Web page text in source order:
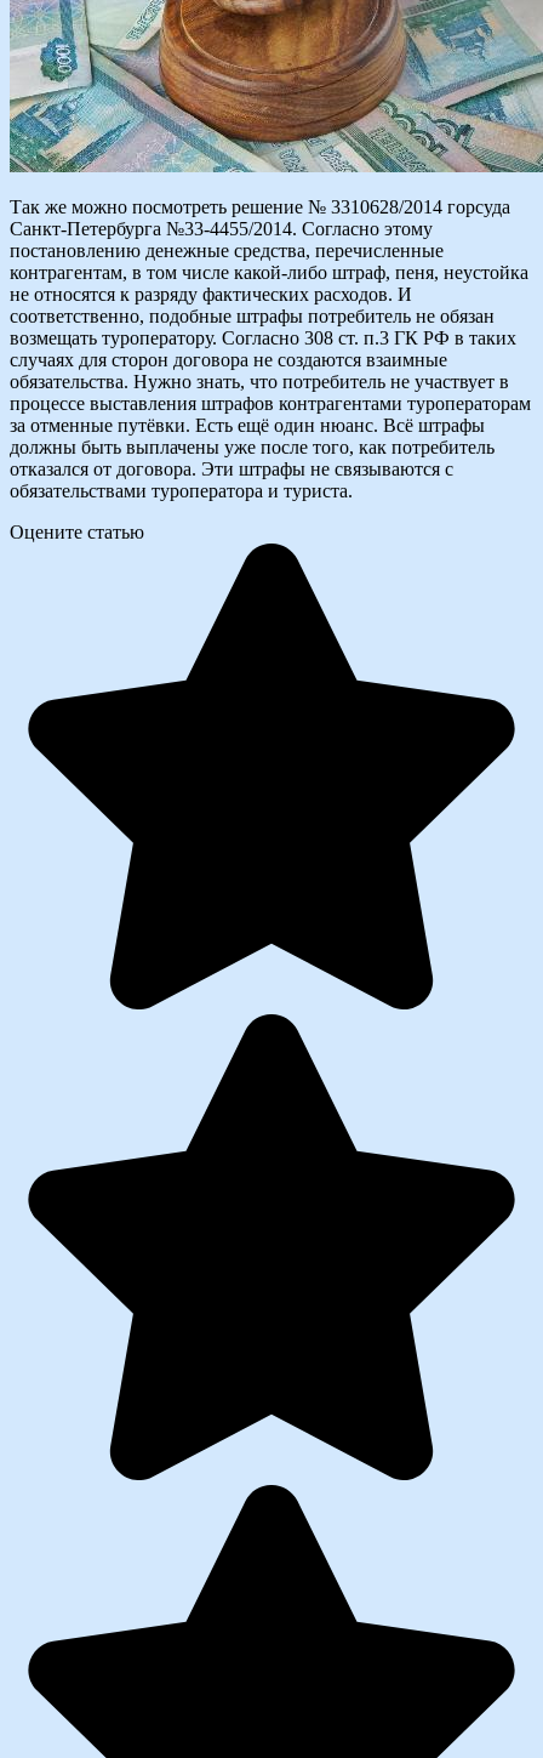
Так же можно посмотреть решение № 3310628/2014 горсуда
Санкт-Петербурга №33-4455/2014. Согласно этому
постановлению денежные средства, перечисленные
контрагентам, в том числе какой-либо штраф, пеня, неустойка
не относятся к разряду фактических расходов. И
соответственно, подобные штрафы потребитель не обязан
возмещать туроператору. Согласно 308 ст. п.3 ГК РФ в таких
случаях для сторон договора не создаются взаимные
обязательства. Нужно знать, что потребитель не участвует в
процессе выставления штрафов контрагентами туроператорам
за отменные путёвки. Есть ещё один нюанс. Всё штрафы
должны быть выплачены уже после того, как потребитель
отказался от договора. Эти штрафы не связываются с
обязательствами туроператора и туриста.
Оцените статью